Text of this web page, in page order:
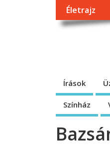
Életrajz
Írások
Színház